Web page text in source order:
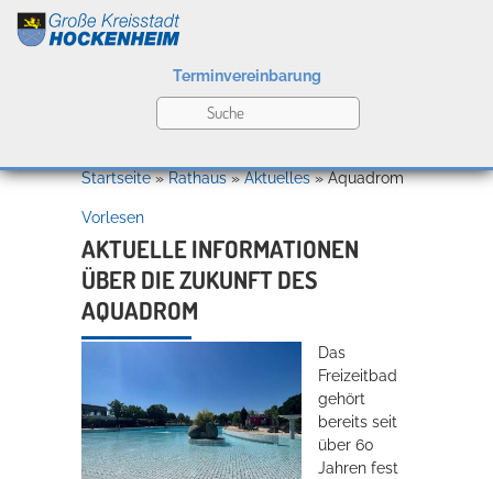
Kultur
Bildung
Wirtschaft
Terminvereinbarung
Startseite»Rathaus»Aktuelles»Aquadrom
Vorlesen
AKTUELLE INFORMATIONEN
ÜBER DIE ZUKUNFT DES
AQUADROM
Das
Freizeitbad
gehört
bereits seit
über 60
Jahren fest